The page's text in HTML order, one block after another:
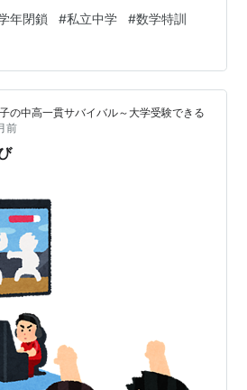
問題でしっかり点を取る！ この方
明日、明後日 朝から特訓っす！
により塾を休んだ生徒の振り替え
るのか？ それは その中学校が学年
るんだよね～ その生徒 コロナ・
年閉鎖 #私立中学 #数学特訓
の中高一貫サバイバル～大学受験できる
前